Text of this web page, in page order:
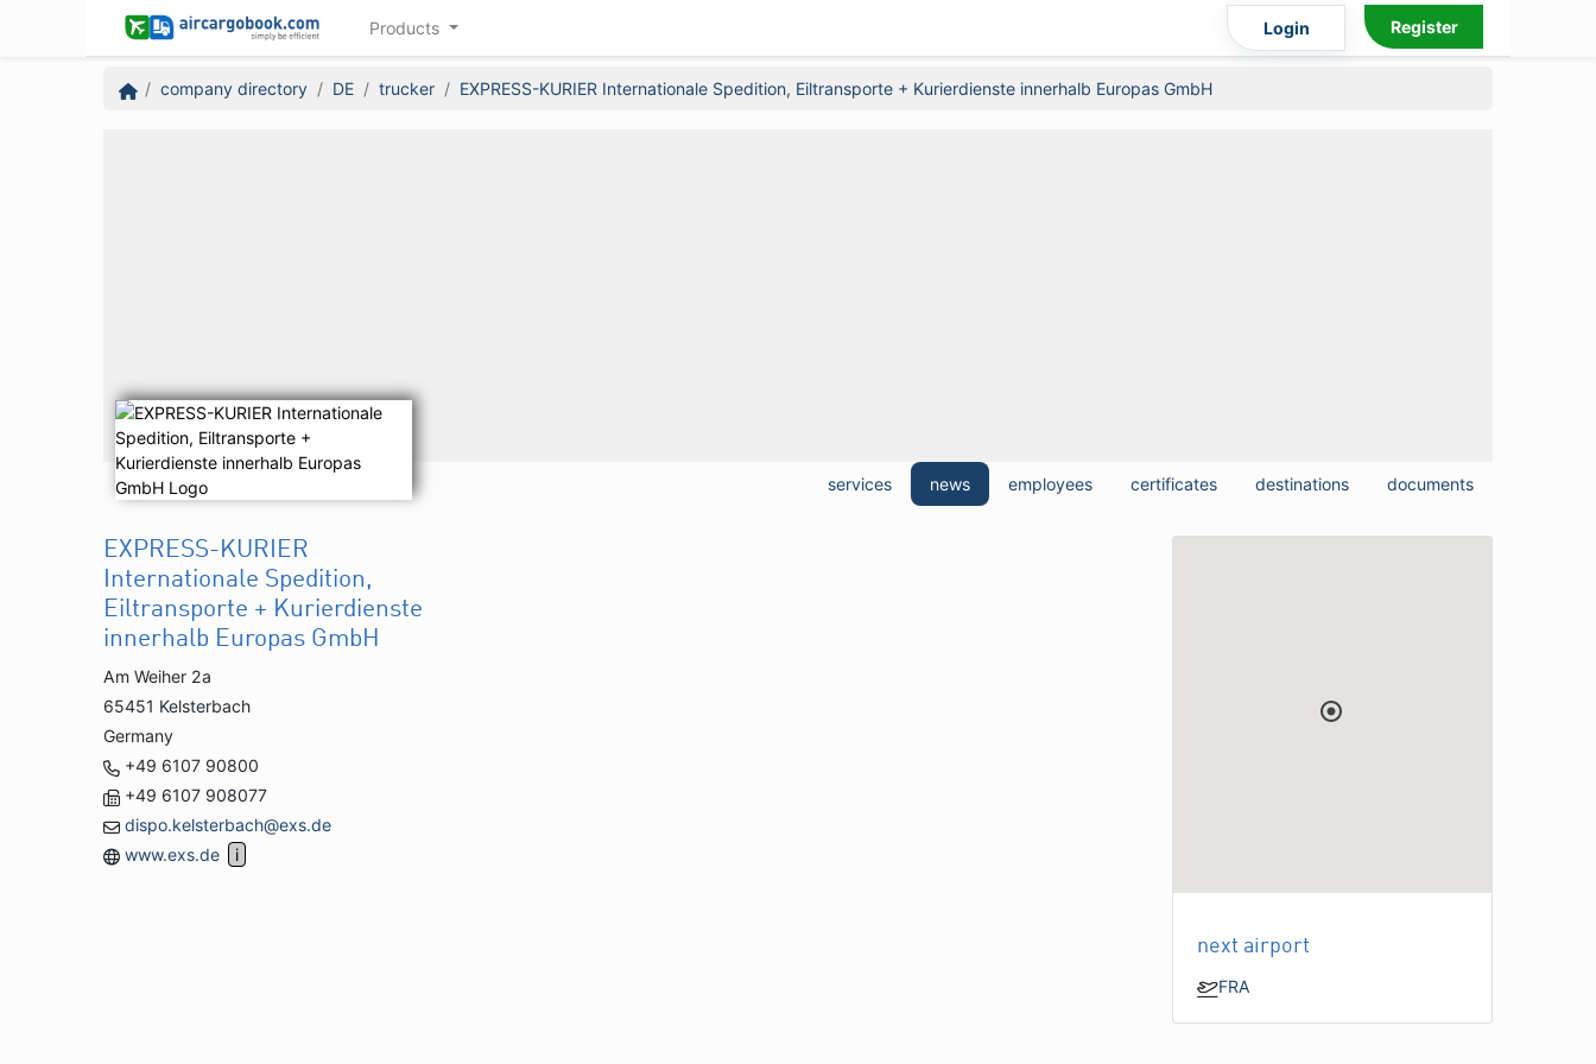
Products Login Register
company directory DE trucker EXPRESS-KURIER Internationale Spedition, Eiltransporte + Kurierdienste innerhalb Europas GmbH
services news employees certificates destinations documents
EXPRESS-KURIER
Internationale Spedition,
Eiltransporte + Kurierdienste
innerhalb Europas GmbH
Am Weiher 2a
65451 Kelsterbach
Germany
+49 6107 90800
+49 6107 908077
dispo.kelsterbach@exs.de
www.exs.de
next airport
FRA